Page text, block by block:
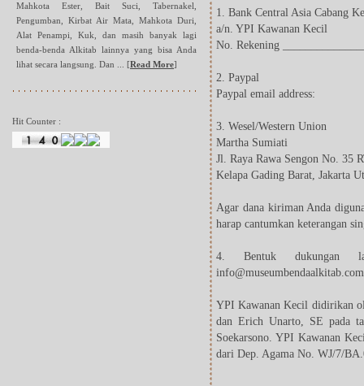
Mahkota Ester, Bait Suci, Tabernakel,
Pengumban, Kirbat Air Mata, Mahkota Duri,
Alat Penampi, Kuk, dan masih banyak lagi
benda-benda Alkitab lainnya yang bisa Anda
lihat secara langsung. Dan ... [Read More]
Hit Counter :
1. Bank Central Asia Cabang
a/n. YPI Kawanan Kecil
No. Rekening
2. Paypal
Paypal email address:
3. Wesel/Western Union
Martha Sumiati
Jl. Raya Rawa Sengon No. 35
Kelapa Gading Barat, Jakarta
Agar dana kiriman Anda
harap cantumkan keterangan
4. Bentuk dukungan
info@museumbendaalkitab.com
YPI Kawanan Kecil didirikan
dan Erich Unarto, SE pada
Soekarsono. YPI Kawanan
dari Dep. Agama No. WJ/7/